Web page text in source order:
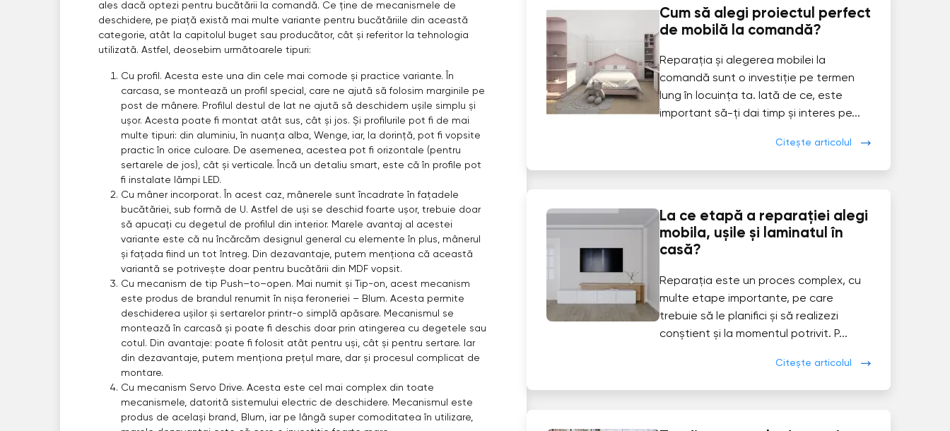
ales dacă optezi pentru bucătării la comandă. Ce ține de mecanismele de
deschidere, pe piață există mai multe variante pentru bucătăriile din această
categorie, atât la capitolul buget sau producător, cât și referitor la tehnologia
utilizată. Astfel, deosebim următoarele tipuri:
Cu profil. Acesta este una din cele mai comode și practice variante. În
carcasa, se montează un profil special, care ne ajută să folosim marginile pe
post de mânere. Profilul destul de lat ne ajută să deschidem ușile simplu și
ușor. Acesta poate fi montat atât sus, cât și jos. Și profilurile pot fi de mai
multe tipuri: din aluminiu, în nuanța alba, Wenge, iar, la dorință, pot fi vopsite
practic în orice culoare. De asemenea, acestea pot fi orizontale (pentru
sertarele de jos), cât și verticale. Încă un detaliu smart, este că în profile pot
fi instalate lămpi LED.
Cu mâner incorporat. În acest caz, mânerele sunt încadrate în fațadele
bucătăriei, sub formă de U. Astfel de uși se deschid foarte ușor, trebuie doar
să apucați cu degetul de profilul din interior. Marele avantaj al acestei
variante este că nu încărcăm designul general cu elemente în plus, mânerul
și fațada fiind un tot întreg. Din dezavantaje, putem menționa că această
variantă se potrivește doar pentru bucătării din MDF vopsit.
Cu mecanism de tip Push–to–open. Mai numit și Tip-on, acest mecanism
este produs de brandul renumit în nișa feroneriei – Blum. Acesta permite
deschiderea ușilor și sertarelor printr-o simplă apăsare. Mecanismul se
montează în carcasă și poate fi deschis doar prin atingerea cu degetele sau
cotul. Din avantaje: poate fi folosit atât pentru uși, cât și pentru sertare. Iar
din dezavantaje, putem menționa prețul mare, dar și procesul complicat de
montare.
Cu mecanism Servo Drive. Acesta este cel mai complex din toate
mecanismele, datorită sistemului electric de deschidere. Mecanismul este
produs de același brand, Blum, iar pe lângă super comoditatea în utilizare,
Cum să alegi proiectul perfect
de mobilă la comandă?
Reparația și alegerea mobilei la
comandă sunt o investiție pe termen
lung în locuința ta. Iată de ce, este
important să-ți dai timp și interes pe...
Citește articolul
La ce etapă a reparației alegi
mobila, ușile și laminatul în
casă?
Reparația este un proces complex, cu
multe etape importante, pe care
trebuie să le planifici și să realizezi
conștient și la momentul potrivit. P...
Citește articolul